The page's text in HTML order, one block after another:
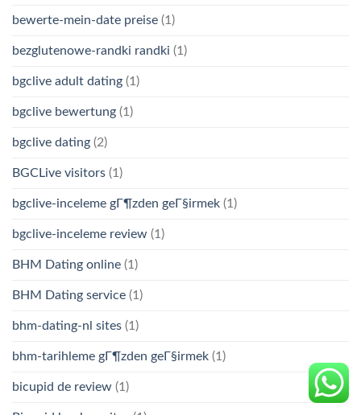
bewerte-mein-date preise (1)
bezglutenowe-randki randki (1)
bgclive adult dating (1)
bgclive bewertung (1)
bgclive dating (2)
BGCLive visitors (1)
bgclive-inceleme gГ¶zden geГ§irmek (1)
bgclive-inceleme review (1)
BHM Dating online (1)
BHM Dating service (1)
bhm-dating-nl sites (1)
bhm-tarihleme gГ¶zden geГ§irmek (1)
bicupid de review (1)